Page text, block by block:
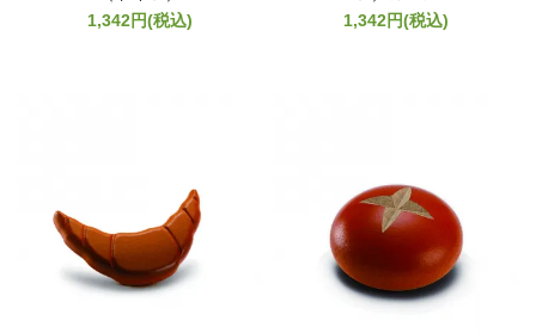
1,342円(税込)
1,342円(税込)